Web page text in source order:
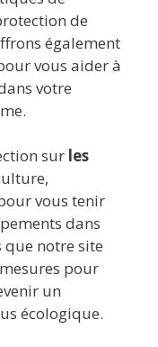
de
également
vous aider à
votre
sur les
vous tenir
dans
que notre site
pour
un
écologique.